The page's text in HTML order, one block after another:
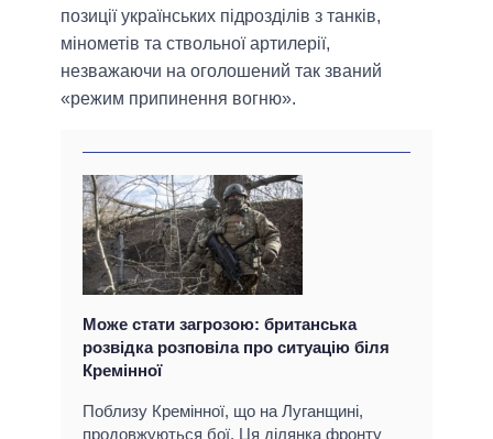
позиції українських підрозділів з танків,
мінометів та ствольної артилерії,
незважаючи на оголошений так званий
«режим припинення вогню».
Може стати загрозою: британська
розвідка розповіла про ситуацію біля
Кремінної
Поблизу Кремінної, що на Луганщині,
продовжуються бої. Ця ділянка фронту